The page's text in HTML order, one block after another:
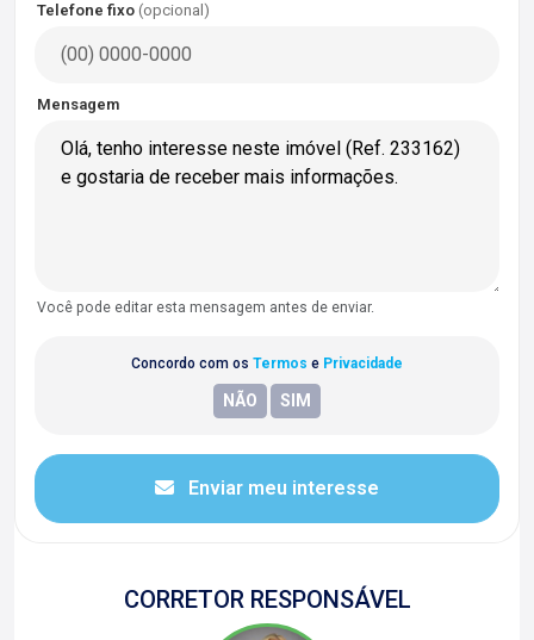
Telefone fixo (opcional)
Mensagem
Você pode editar esta mensagem antes de enviar.
Concordo com os Termos e Privacidade
Enviar meu interesse
CORRETOR RESPONSÁVEL